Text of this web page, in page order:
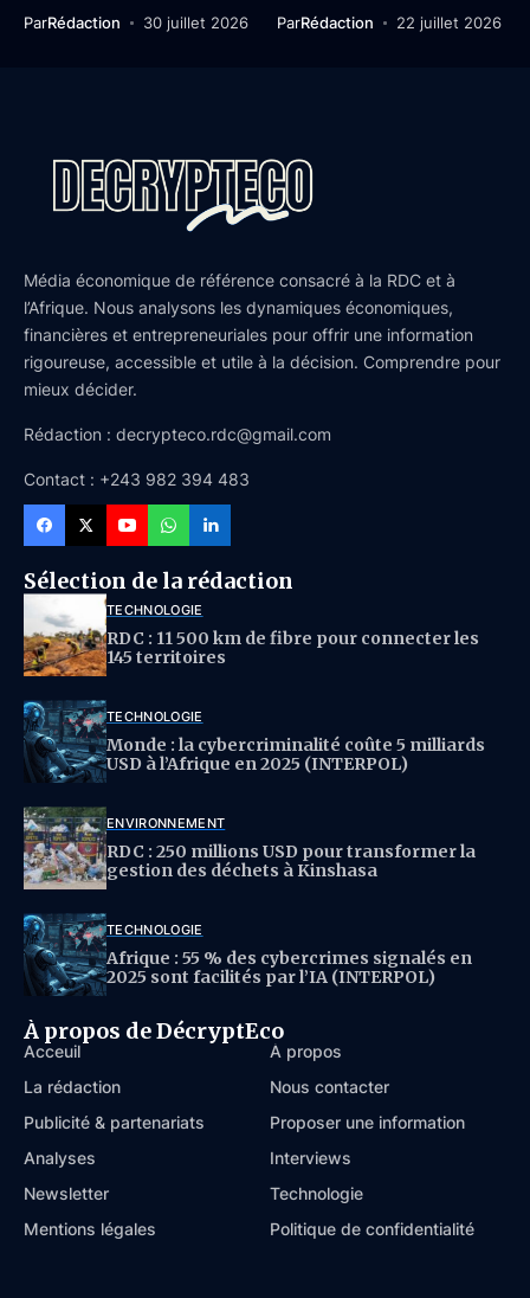
ParRédaction 30 juillet 2026 ParRédaction 22 juillet 2026
Média économique de référence consacré à la RDC et à
l’Afrique. Nous analysons les dynamiques économiques,
financières et entrepreneuriales pour offrir une information
rigoureuse, accessible et utile à la décision. Comprendre pour
mieux décider.
Rédaction : decrypteco.rdc@gmail.com
Contact : +243 982 394 483
Sélection de la rédaction
TECHNOLOGIE
RDC : 11 500 km de fibre pour connecter les
145 territoires
TECHNOLOGIE
Monde : la cybercriminalité coûte 5 milliards
USD à l’Afrique en 2025 (INTERPOL)
ENVIRONNEMENT
RDC : 250 millions USD pour transformer la
gestion des déchets à Kinshasa
TECHNOLOGIE
Afrique : 55 % des cybercrimes signalés en
2025 sont facilités par l’IA (INTERPOL)
À propos de DécryptEco
Acceuil
À propos
La rédaction
Nous contacter
Publicité & partenariats
Proposer une information
Analyses
Interviews
Newsletter
Technologie
Mentions légales
Politique de confidentialité